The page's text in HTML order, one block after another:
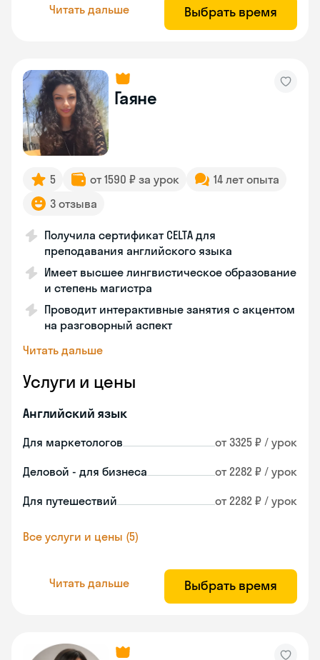
Читать дальше Выбрать время
Гаяне
5 от 1590 ₽ за урок
14 лет опыта
3 отзыва
Получила сертификат CELTA для
преподавания английского языка
Имеет высшее лингвистическое образование
и степень магистра
Проводит интерактивные занятия с акцентом
на разговорный аспект
Читать дальше
Услуги и цены
Английский язык
Для маркетологов от 3325 ₽ / урок
Деловой - для бизнеса от 2282 ₽ / урок
Для путешествий от 2282 ₽ / урок
Все услуги и цены (5)
Читать дальше Выбрать время